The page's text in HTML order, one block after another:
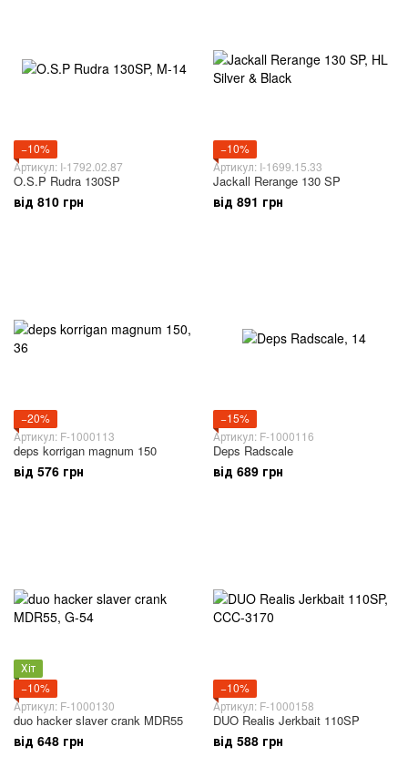
−10%
Артикул: I-1792.02.87
O.S.P Rudra 130SP
від 810 грн
−10%
Артикул: I-1699.15.33
Jackall Rerange 130 SP
від 891 грн
−20%
Артикул: F-1000113
deps korrigan magnum 150
від 576 грн
−15%
Артикул: F-1000116
Deps Radscale
від 689 грн
Хіт
−10%
Артикул: F-1000130
duo hacker slaver crank MDR55
від 648 грн
−10%
Артикул: F-1000158
DUO Realis Jerkbait 110SP
від 588 грн